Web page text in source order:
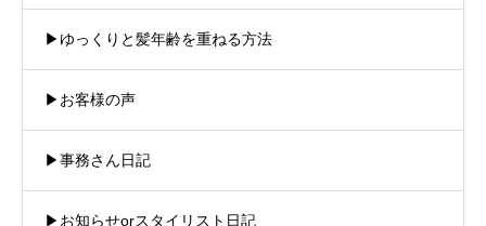
▶︎ゆっくりと髪年齢を重ねる方法
▶︎お客様の声
▶︎事務さん日記
▶︎お知らせorスタイリスト日記